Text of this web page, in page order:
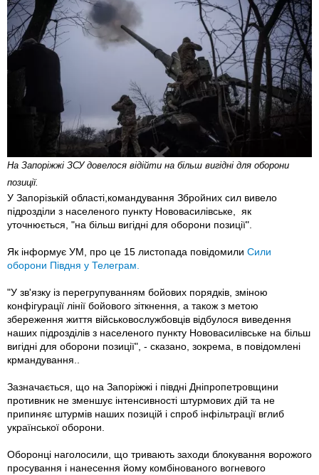
На Запоріжжі ЗСУ довелося відійти на більш вигідні для оборони
позиції.
У Запорізькій області,командування Збройних сил вивело
підрозділи з населеного пункту Нововасилівське, як
уточнюється, "на більш вигідні для оборони позиції".
Як інформує УМ, про це 15 листопада повідомили Сили
оборони Півдня у Телеграм.
"У зв'язку із перегрупуванням бойових порядків, зміною
конфігурації лінії бойового зіткнення, а також з метою
збереження життя військовослужбовців відбулося виведення
наших підрозділів з населеного пункту Нововасилівське на більш
вигідні для оборони позиції", - сказано, зокрема, в повідомлені
крмандування..
Зазначається, що на Запоріжжі і півдні Дніпропетровщини
противник не зменшує інтенсивності штурмових дій та не
припиняє штурмів наших позицій і спроб інфільтрації вглиб
української оборони.
Оборонці наголосили, що тривають заходи блокування ворожого
просування і нанесення йому комбінованого вогневого